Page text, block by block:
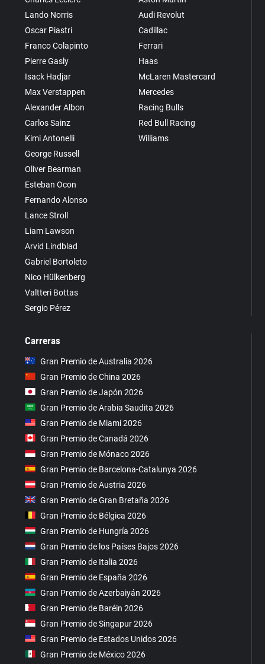
Lando Norris
Oscar Piastri
Franco Colapinto
Pierre Gasly
Isack Hadjar
Max Verstappen
Alexander Albon
Carlos Sainz
Kimi Antonelli
George Russell
Oliver Bearman
Esteban Ocon
Fernando Alonso
Lance Stroll
Liam Lawson
Arvid Lindblad
Gabriel Bortoleto
Nico Hülkenberg
Valtteri Bottas
Sergio Pérez
Audi Revolut
Cadillac
Ferrari
Haas
McLaren Mastercard
Mercedes
Racing Bulls
Red Bull Racing
Williams
Carreras
Gran Premio de Australia 2026
Gran Premio de China 2026
Gran Premio de Japón 2026
Gran Premio de Arabia Saudita 2026
Gran Premio de Miami 2026
Gran Premio de Canadá 2026
Gran Premio de Mónaco 2026
Gran Premio de Barcelona-Catalunya 2026
Gran Premio de Austria 2026
Gran Premio de Gran Bretaña 2026
Gran Premio de Bélgica 2026
Gran Premio de Hungría 2026
Gran Premio de los Países Bajos 2026
Gran Premio de Italia 2026
Gran Premio de España 2026
Gran Premio de Azerbaiyán 2026
Gran Premio de Baréin 2026
Gran Premio de Singapur 2026
Gran Premio de Estados Unidos 2026
Gran Premio de México 2026